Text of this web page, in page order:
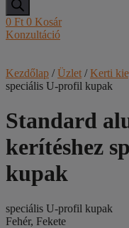
0 Ft 0 Kosár
Konzultáció
Kezdőlap /Üzlet /Kerti
speciális U-profil kupak
Standard
kerítéshez
kupak
speciális U-profil kupak
Fehér, Fekete